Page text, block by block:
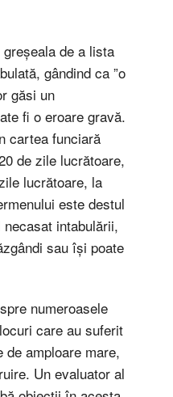
de a lista
gândind ca ”o
găsi un
fi o eroare gravă.
cartea funciară
de zile lucrătoare,
lucrătoare, la
este destul
intabulării,
sau își poate
numeroasele
care au suferit
de amploare mare,
Un evaluator al